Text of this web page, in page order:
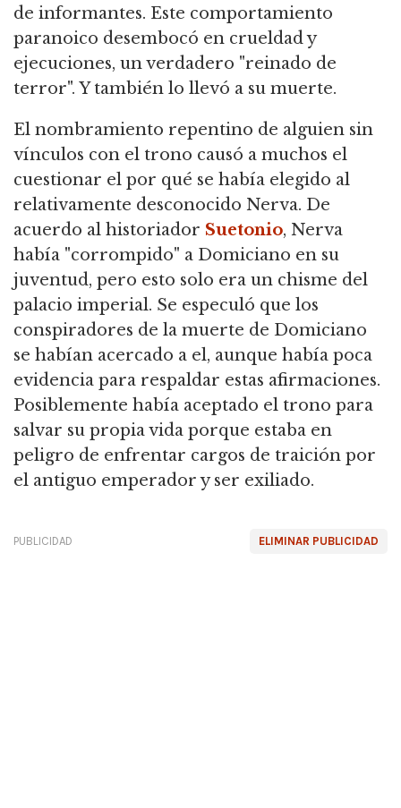
de informantes. Este comportamiento
paranoico desembocó en crueldad y
ejecuciones, un verdadero "reinado de
terror". Y también lo llevó a su muerte.
El nombramiento repentino de alguien sin
vínculos con el trono causó a muchos el
cuestionar el por qué se había elegido al
relativamente desconocido Nerva. De
acuerdo al historiador Suetonio, Nerva
había "corrompido" a Domiciano en su
juventud, pero esto solo era un chisme del
palacio imperial. Se especuló que los
conspiradores de la muerte de Domiciano
se habían acercado a el, aunque había poca
evidencia para respaldar estas afirmaciones.
Posiblemente había aceptado el trono para
salvar su propia vida porque estaba en
peligro de enfrentar cargos de traición por
el antiguo emperador y ser exiliado.
ELIMINAR PUBLICIDAD
PUBLICIDAD